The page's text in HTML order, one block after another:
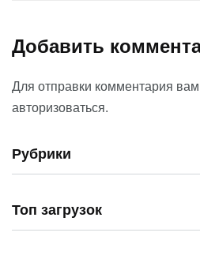
Добавить
Для отправки комментария
авторизоваться.
Рубрики
Топ загрузок